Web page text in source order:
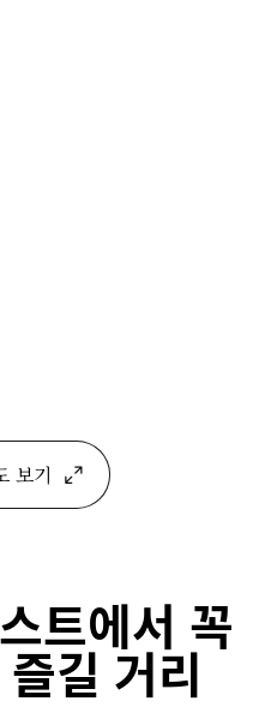
보기
트에서 꼭
길 거리